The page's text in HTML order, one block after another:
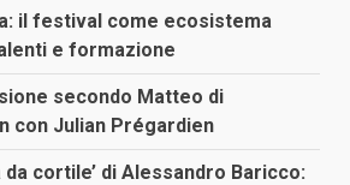
il festival come ecosistema
e formazione
secondo Matteo di
con Julian Prégardien
da cortile’ di Alessandro Baricco: